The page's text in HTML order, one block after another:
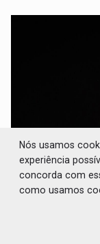
DEEPFAKE:
sexual
Nós usamos
experiência
concorda com
como usamos